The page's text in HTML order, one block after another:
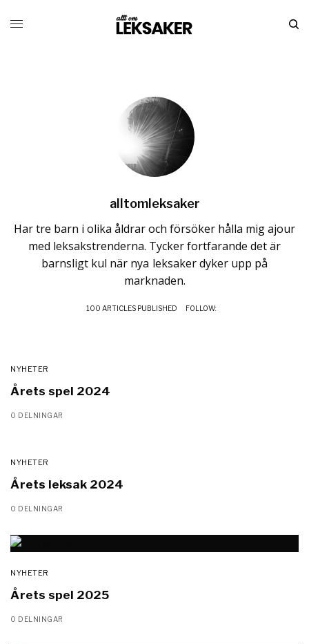
alltomleksaker
Har tre barn i olika åldrar och försöker hålla mig ajour
med leksakstrenderna. Tycker fortfarande det är
barnsligt kul när nya leksaker dyker upp på
marknaden.
100 ARTICLES PUBLISHED FOLLOW:
NYHETER
Årets spel 2024
0 DELNINGAR
NYHETER
Årets leksak 2024
0 DELNINGAR
NYHETER
Årets spel 2025
0 DELNINGAR